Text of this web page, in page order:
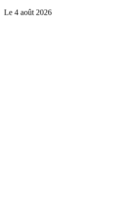
Le 4 août 2026